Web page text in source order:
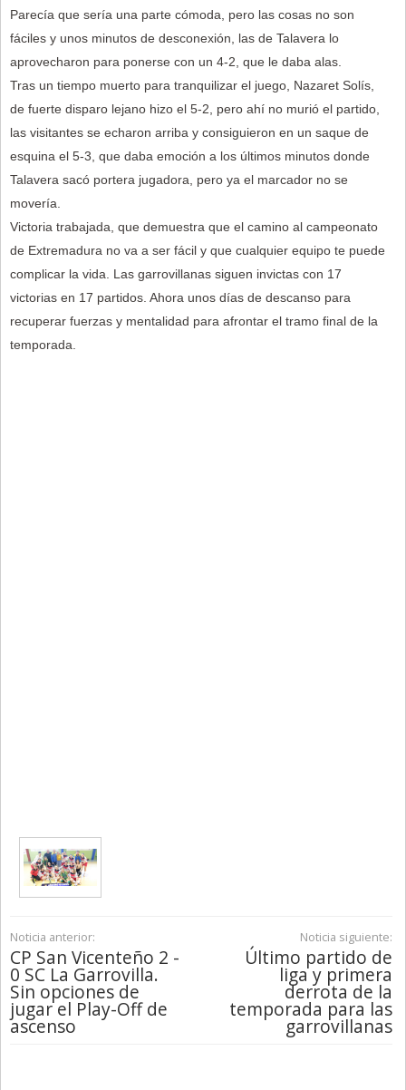
Parecía que sería una parte cómoda, pero las cosas no son
fáciles y unos minutos de desconexión, las de Talavera lo
aprovecharon para ponerse con un 4-2, que le daba alas.
Tras un tiempo muerto para tranquilizar el juego, Nazaret Solís,
de fuerte disparo lejano hizo el 5-2, pero ahí no murió el partido,
las visitantes se echaron arriba y consiguieron en un saque de
esquina el 5-3, que daba emoción a los últimos minutos donde
Talavera sacó portera jugadora, pero ya el marcador no se
movería.
Victoria trabajada, que demuestra que el camino al campeonato
de Extremadura no va a ser fácil y que cualquier equipo te puede
complicar la vida. Las garrovillanas siguen invictas con 17
victorias en 17 partidos. Ahora unos días de descanso para
recuperar fuerzas y mentalidad para afrontar el tramo final de la
temporada.
Noticia anterior:
CP San Vicenteño 2 -
0 SC La Garrovilla.
Sin opciones de
jugar el Play-Off de
ascenso
Noticia siguiente:
Último partido de
liga y primera
derrota de la
temporada para las
garrovillanas